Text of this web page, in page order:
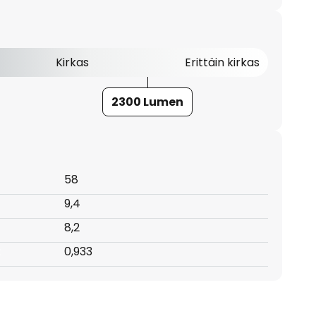
Kirkas Erittäin kirkas
2300 Lumen
58
9,4
8,2
0,933